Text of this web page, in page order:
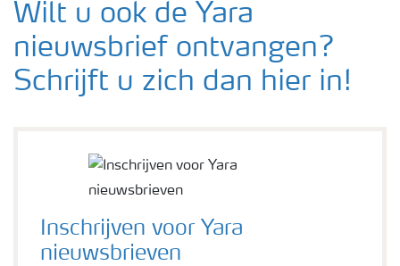
Wilt u ook de Yara
nieuwsbrief ontvangen?
Schrijft u zich dan hier in!
Inschrijven voor Yara
nieuwsbrieven